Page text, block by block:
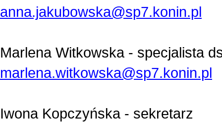
anna.jakubowska@sp7.konin.pl
Marlena Witkowska - specjalista
marlena.witkowska@sp7.konin.pl
Iwona Kopczyńska - sekretarz